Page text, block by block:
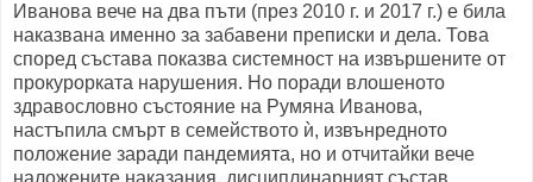
Иванова вече на два пъти (през 2010 г. и 2017 г.) е била
наказвана именно за забавени преписки и дела. Това
според състава показва системност на извършените от
прокурорката нарушения. Но поради влошеното
здравословно състояние на Румяна Иванова,
настъпила смърт в семейството ѝ, извънредното
положение заради пандемията, но и отчитайки вече